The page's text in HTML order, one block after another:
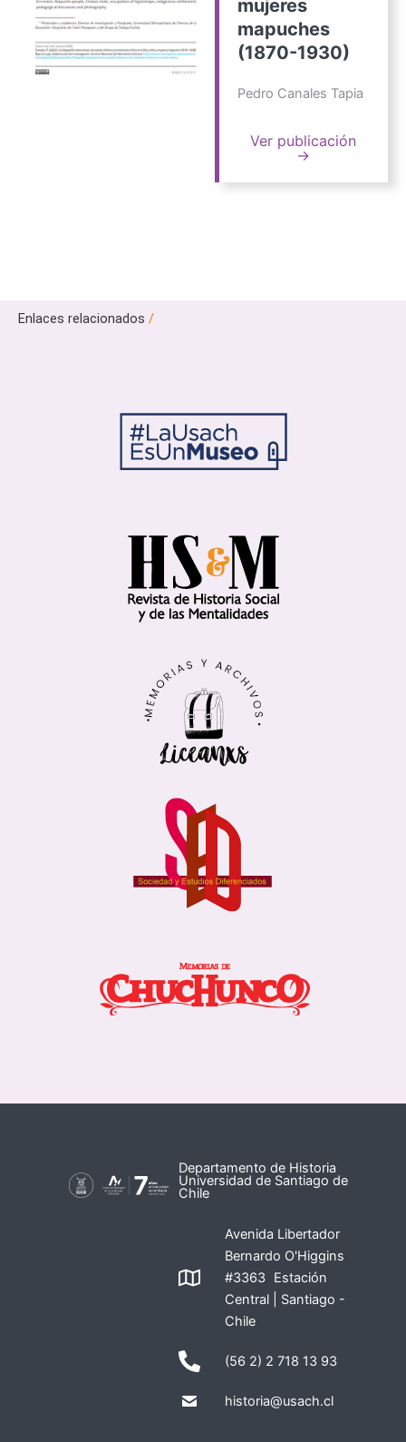
mujeres
mapuches
(1870-1930)
Pedro Canales Tapia
Ver publicación
→
Enlaces relacionados /
Departamento de Historia
Universidad de Santiago de
Chile
Avenida Libertador
Bernardo O'Higgins
#3363 Estación
Central | Santiago -
Chile
(56 2) 2 718 13 93
historia@usach.cl